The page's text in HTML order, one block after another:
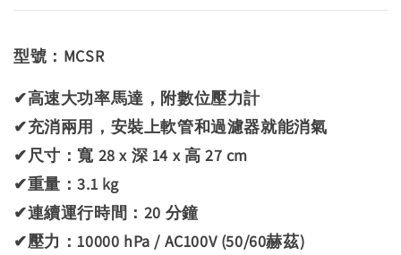
型號：MCSR
✔高速大功率馬達，附數位壓力計
✔充消兩用，安裝上軟管和過濾器就能消氣
✔尺寸：寬 28 x 深 14 x 高 27 cm
✔重量：3.1 kg
✔連續運行時間：20 分鐘
✔壓力：10000 hPa / AC100V (50/60赫茲)